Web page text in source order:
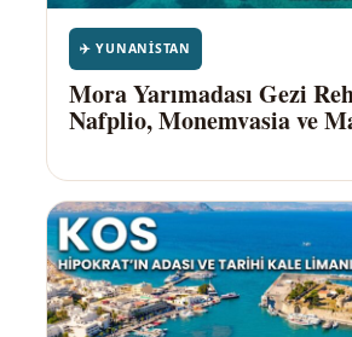
✈️ YUNANISTAN
Mora Yarımadası Gezi
Nafplio, Monemvasia ve